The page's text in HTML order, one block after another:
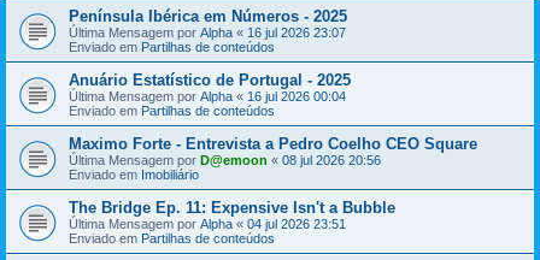
Península Ibérica em Números - 2025
Última Mensagem por Alpha « 16 jul 2026 23:07
Enviado em Partilhas de conteúdos
Anuário Estatístico de Portugal - 2025
Última Mensagem por Alpha « 16 jul 2026 00:04
Enviado em Partilhas de conteúdos
Maximo Forte - Entrevista a Pedro Coelho CEO Square
Última Mensagem por D@emoon « 08 jul 2026 20:56
Enviado em Imobiliário
The Bridge Ep. 11: Expensive Isn't a Bubble
Última Mensagem por Alpha « 04 jul 2026 23:51
Enviado em Partilhas de conteúdos